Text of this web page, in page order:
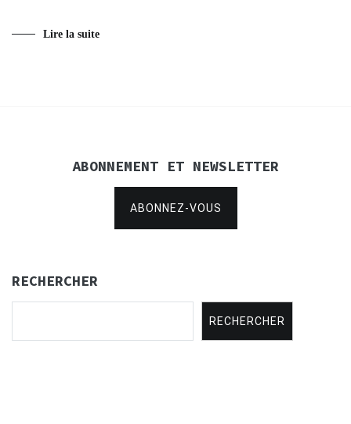
Lire la suite
ABONNEMENT ET NEWSLETTER
ABONNEZ-VOUS
RECHERCHER
RECHERCHER